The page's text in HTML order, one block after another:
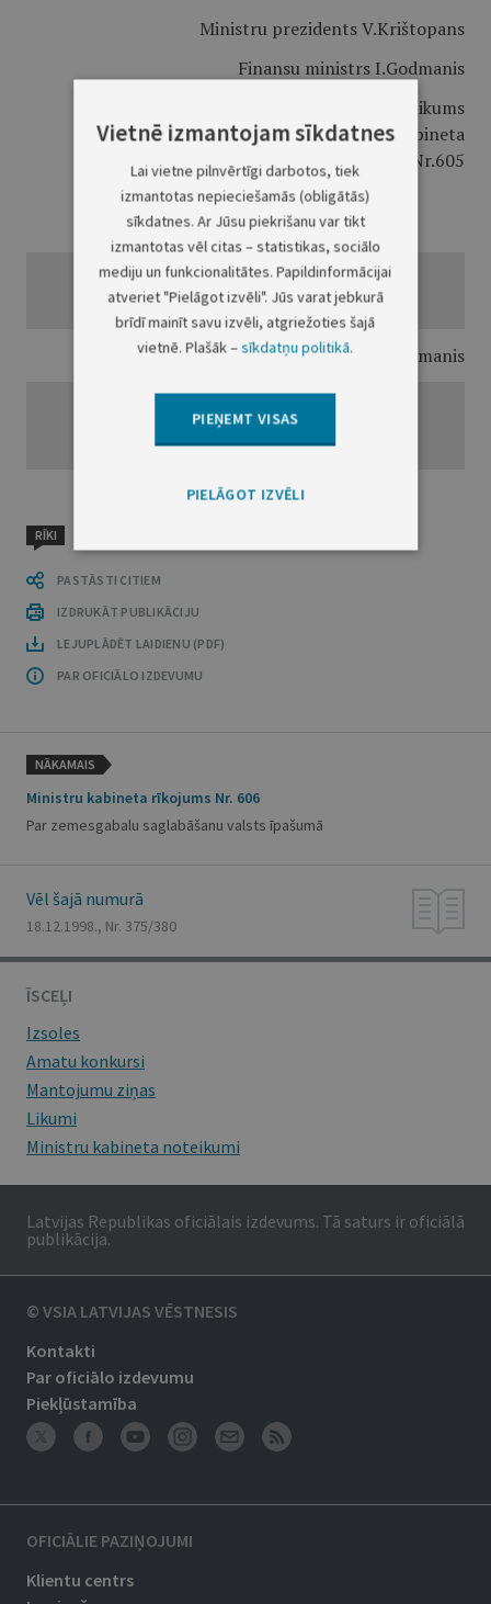
Ministru prezidents V.Krištopans
Finansu ministrs I.Godmanis
1.pielikums
Ministru kabineta
1998.gada 16.decembra rīkojumam Nr.605
Pārdodamā valsts nekustamā manta
Finansu ministrs I.Godmanis
RĪKI
PASTĀSTI CITIEM
IZDRUKĀT PUBLIKĀCIJU
LEJUPLĀDĒT LAIDIENU (PDF)
PAR OFICIĀLO IZDEVUMU
NĀKAMAIS
Ministru kabineta rīkojums Nr. 606
Par zemesgabalu saglabāšanu valsts īpašumā
Vēl šajā numurā
18.12.1998., Nr. 375/380
ĪSCEĻI
Izsoles
Amatu konkursi
Mantojumu ziņas
Likumi
Ministru kabineta noteikumi
Latvijas Republikas oficiālais izdevums. Tā saturs ir oficiālā
publikācija.
© VSIA LATVIJAS VĒSTNESIS
Kontakti
Par oficiālo izdevumu
Piekļūstamība
OFICIĀLIE PAZIŅOJUMI
Klientu centrs
Vietnē izmantojam sīkdatnes
Lai vietne pilnvērtīgi darbotos, tiek
izmantotas nepieciešamās (obligātās)
sīkdatnes. Ar Jūsu piekrišanu var tikt
izmantotas vēl citas – statistikas, sociālo
mediju un funkcionalitātes. Papildinformācijai
atveriet "Pielāgot izvēli". Jūs varat jebkurā
brīdī mainīt savu izvēli, atgriežoties šajā
vietnē. Plašāk –sīkdatņu politikā.
PIEŅEMT VISAS
PIELĀGOT IZVĒLI